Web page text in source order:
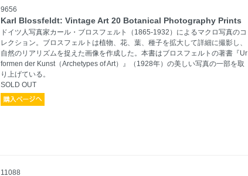
9656
Karl Blossfeldt: Vintage Art 20 Botanical Photography Prints
ドイツ人写真家カール・ブロスフェルト（1865-1932）によるマクロ写真のコ
レクション。ブロスフェルトは植物、花、葉、種子を拡大して詳細に撮影し、
自然のリアリズムを捉えた画像を作成した。本書はブロスフェルトの著書『Ur
formen der Kunst（Archetypes of Art）』（1928年）の美しい写真の一部を取
り上げている。
SOLD OUT
11088